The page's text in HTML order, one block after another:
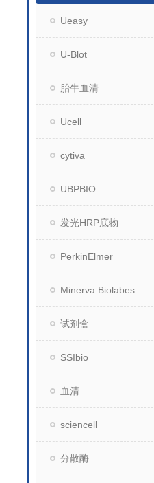
Ueasy
U-Blot
胎牛血清
Ucell
cytiva
UBPBIO
发光HRP底物
PerkinElmer
Minerva Biolabes
试剂盒
SSIbio
血清
sciencell
分散酶